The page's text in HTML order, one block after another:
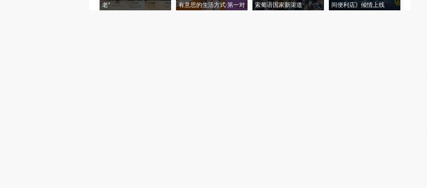
老”
有意思的生活方式·第一对
索葡语国家新渠道
间便利店》倾情上线